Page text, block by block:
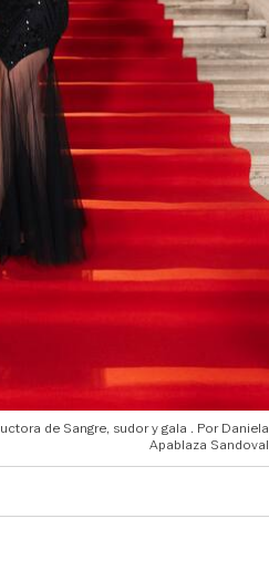
de Sangre, sudor y gala
Daniela
Apablaza Sandoval